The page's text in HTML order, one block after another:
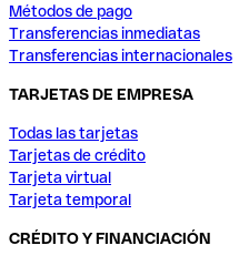
Métodos de pago
Transferencias inmediatas
Transferencias internacionales
TARJETAS DE EMPRESA
Todas las tarjetas
Tarjetas de crédito
Tarjeta virtual
Tarjeta temporal
CRÉDITO Y FINANCIACIÓN